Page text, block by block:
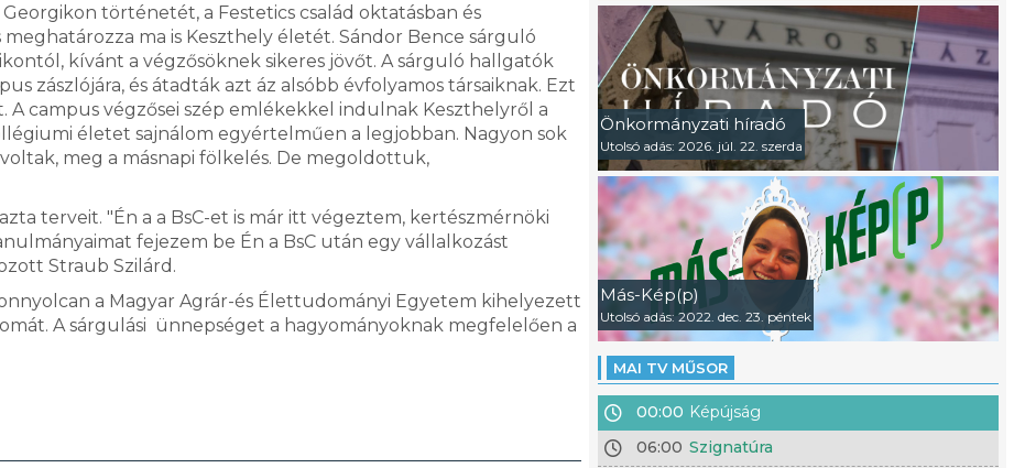
történetét, a Festetics család oktatásban és
ma is Keszthely életét. Sándor Bence sárguló
kívánt a végzősöknek sikeres jövőt. A sárguló hallgatók
zászlójára, és átadták azt áz alsóbb évfolyamos társaiknak. Ezt
A campus végzősei szép emlékekkel indulnak Keszthelyről a
életet sajnálom egyértelműen a legjobban. Nagyon sok
meg a másnapi fölkelés. De megoldottuk,
terveit. "Én a a BsC-et is már itt végeztem, kertészmérnöki
fejezem be Én a BsC után egy vállalkozást
Straub Szilárd.
a Magyar Agrár-és Élettudományi Egyetem kihelyezett
A sárgulási ünnepséget a hagyományoknak megfelelően a
Önkormányzati híradó
Utolsó adás: 2026. júl. 22. szerda
Más-Kép(p)
Utolsó adás: 2022. dec. 23. péntek
MAI TV MŰSOR
00:00 Képújság
06:00 Szignatúra